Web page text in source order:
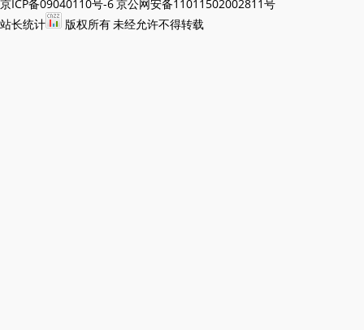
京ICP备09040110号-6京公网安备11011502002811号
站长统计
版权所有未经允许不得转载